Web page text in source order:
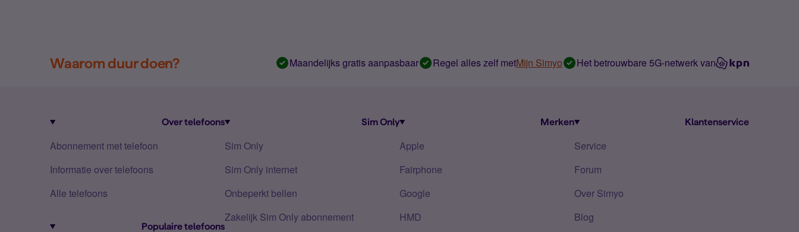
Waarom duur doen? Maandelijks gratis aanpasbaar Regel alles zelf metMijn Simyo Het betrouwbare 5G-netwerk van
Over telefoons
Abonnement met telefoon
Informatie over telefoons
Alle telefoons
Populaire telefoons
Sim Only
Sim Only
Sim Only internet
Onbeperkt bellen
Zakelijk Sim Only abonnement
Merken
Apple
Fairphone
Google
HMD
Klantenservice
Service
Forum
Over Simyo
Blog